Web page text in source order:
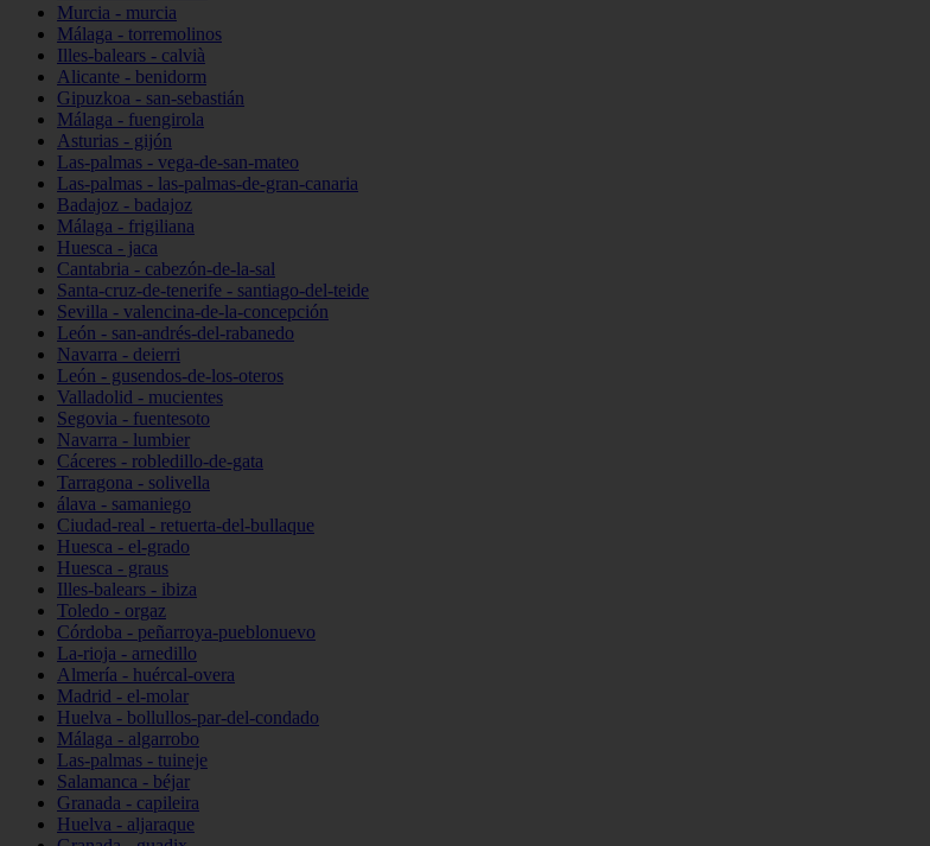
Murcia - murcia
Málaga - torremolinos
Illes-balears - calvià
Alicante - benidorm
Gipuzkoa - san-sebastián
Málaga - fuengirola
Asturias - gijón
Las-palmas - vega-de-san-mateo
Las-palmas - las-palmas-de-gran-canaria
Badajoz - badajoz
Málaga - frigiliana
Huesca - jaca
Cantabria - cabezón-de-la-sal
Santa-cruz-de-tenerife - santiago-del-teide
Sevilla - valencina-de-la-concepción
León - san-andrés-del-rabanedo
Navarra - deierri
León - gusendos-de-los-oteros
Valladolid - mucientes
Segovia - fuentesoto
Navarra - lumbier
Cáceres - robledillo-de-gata
Tarragona - solivella
álava - samaniego
Ciudad-real - retuerta-del-bullaque
Huesca - el-grado
Huesca - graus
Illes-balears - ibiza
Toledo - orgaz
Córdoba - peñarroya-pueblonuevo
La-rioja - arnedillo
Almería - huércal-overa
Madrid - el-molar
Huelva - bollullos-par-del-condado
Málaga - algarrobo
Las-palmas - tuineje
Salamanca - béjar
Granada - capileira
Huelva - aljaraque